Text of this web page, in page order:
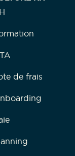
de frais